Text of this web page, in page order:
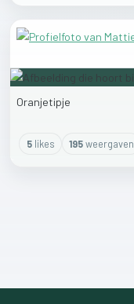
Oranjetipje
5likes 195weergaven